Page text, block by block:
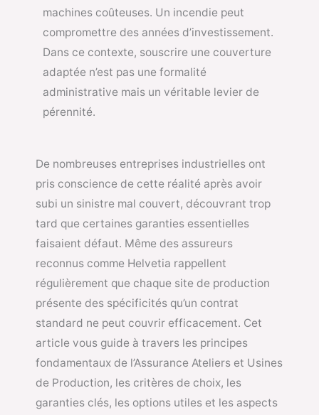
machines coûteuses. Un incendie peut
compromettre des années d’investissement.
Dans ce contexte, souscrire une couverture
adaptée n’est pas une formalité
administrative mais un véritable levier de
pérennité.
De nombreuses entreprises industrielles ont
pris conscience de cette réalité après avoir
subi un sinistre mal couvert, découvrant trop
tard que certaines garanties essentielles
faisaient défaut. Même des assureurs
reconnus comme Helvetia rappellent
régulièrement que chaque site de production
présente des spécificités qu’un contrat
standard ne peut couvrir efficacement. Cet
article vous guide à travers les principes
fondamentaux de l’Assurance Ateliers et Usines
de Production, les critères de choix, les
garanties clés, les options utiles et les aspects